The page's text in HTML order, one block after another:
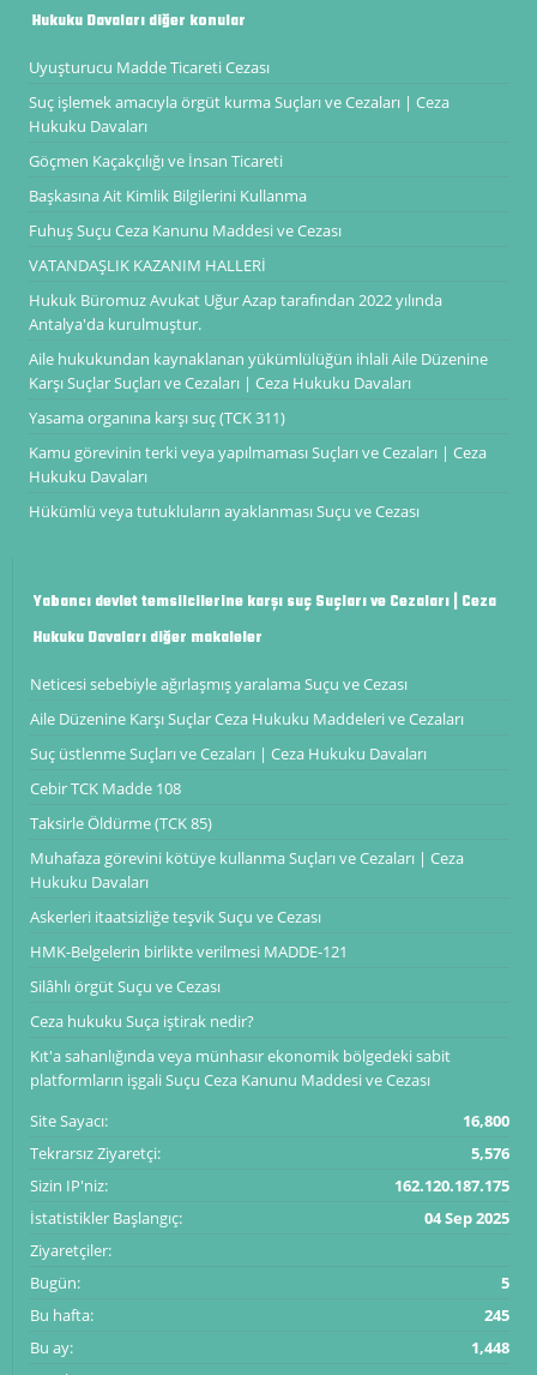
Hukuku Davaları diğer konular
Uyuşturucu Madde Ticareti Cezası
Suç işlemek amacıyla örgüt kurma Suçları ve Cezaları | Ceza
Hukuku Davaları
Göçmen Kaçakçılığı ve İnsan Ticareti
Başkasına Ait Kimlik Bilgilerini Kullanma
Fuhuş Suçu Ceza Kanunu Maddesi ve Cezası
VATANDAŞLIK KAZANIM HALLERİ
Hukuk Büromuz Avukat Uğur Azap tarafından 2022 yılında
Antalya'da kurulmuştur.
Aile hukukundan kaynaklanan yükümlülüğün ihlali Aile Düzenine
Karşı Suçlar Suçları ve Cezaları | Ceza Hukuku Davaları
Yasama organına karşı suç (TCK 311)
Kamu görevinin terki veya yapılmaması Suçları ve Cezaları | Ceza
Hukuku Davaları
Hükümlü veya tutukluların ayaklanması Suçu ve Cezası
Yabancı devlet temsilcilerine karşı suç Suçları ve Cezaları | Ceza
Hukuku Davaları diğer makaleler
Neticesi sebebiyle ağırlaşmış yaralama Suçu ve Cezası
Aile Düzenine Karşı Suçlar Ceza Hukuku Maddeleri ve Cezaları
Suç üstlenme Suçları ve Cezaları | Ceza Hukuku Davaları
Cebir TCK Madde 108
Taksirle Öldürme (TCK 85)
Muhafaza görevini kötüye kullanma Suçları ve Cezaları | Ceza
Hukuku Davaları
Askerleri itaatsizliğe teşvik Suçu ve Cezası
HMK-Belgelerin birlikte verilmesi MADDE-121
Silâhlı örgüt Suçu ve Cezası
Ceza hukuku Suça iştirak nedir?
Kıt'a sahanlığında veya münhasır ekonomik bölgedeki sabit
platformların işgali Suçu Ceza Kanunu Maddesi ve Cezası
Site Sayacı:
16,800
Tekrarsız Ziyaretçi:
5,576
Sizin IP'niz:
162.120.187.175
İstatistikler Başlangıç:
04 Sep 2025
Ziyaretçiler:
Bugün:
5
Bu hafta:
245
Bu ay:
1,448